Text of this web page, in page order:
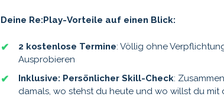
Deine Re:Play-Vorteile auf einen Blick:
2 kostenlose Termine: Völlig ohne
Ausprobieren
Inklusive: Persönlicher Skill-Check:
damals, wo stehst du heute und wo willst du mit